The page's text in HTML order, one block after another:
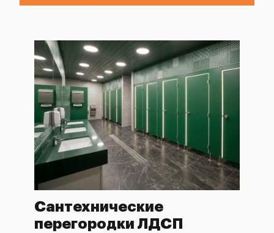
Сантехнические
перегородки ЛДСП